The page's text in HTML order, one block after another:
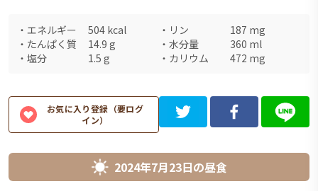
・ エネルギー 504 kcal ・ リン 187 mg
・ たんぱく質 14.9 g ・ 水分量 360 ml
・ 塩分 1.5 g ・ カリウム 472 mg
お気に入り登録（要ログ
イン）
2024年7月23日の昼食